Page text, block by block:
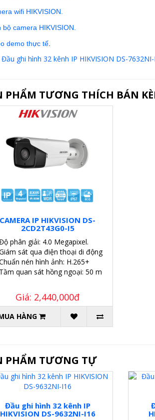
wifi HIKVISION.
bộ camera HIKVISION.
demo thực tế
Đầu ghi hình 32 kênh IP HIKVISION DS-
PHẨM TƯƠNG THÍCH BÁN
CAMERA IP HIKVISION DS-
2CD2T43G0-I5
phân giải: 4.0 Megapixel.
sát qua điện thoại di động, iPad,…
nén hình ảnh: H.265+
quan sát hồng ngoại: 50 mét.
Giá: 2,440,000đ
HÀNG
PHẨM TƯƠNG TỰ
Đầu ghi hình 32 kênh IP
HIKVISION DS-9632NI-I16